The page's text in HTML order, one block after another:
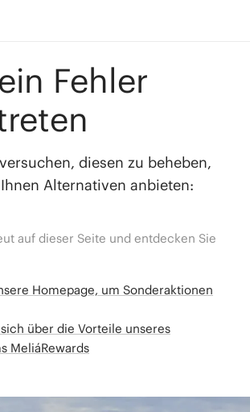
Fehler
diesen zu beheben,
Alternativen anbieten:
auf dieser Seite und entdecken Sie
Homepage, um Sonderaktionen
über die Vorteile unseres
MeliáRewards